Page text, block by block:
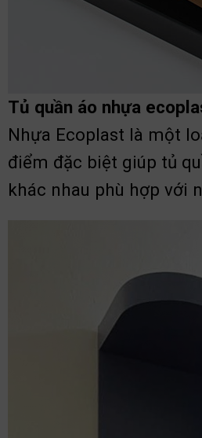
Tủ quần áo nhựa
Nhựa Ecoplast là một
điểm đặc biệt giúp tủ
khác nhau phù hợp với